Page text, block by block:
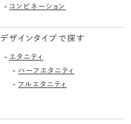
- コンビネーション
デザインタイプで探す
- エタニティ
- ハーフエタニティ
- フルエタニティ